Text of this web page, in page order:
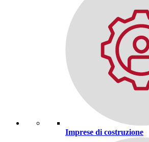
Imprese di costruzione